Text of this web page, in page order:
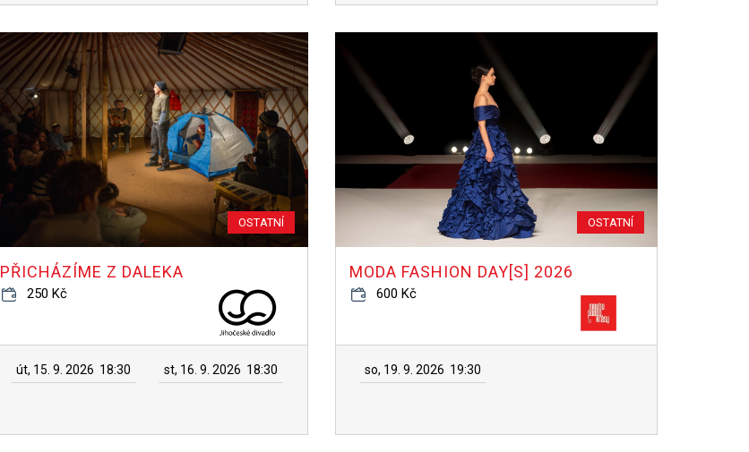
OSTATNÍ
PŘICHÁZÍME Z DALEKA
250 Kč
út, 15. 9. 2026 18:30 st, 16. 9. 2026 18:30
OSTATNÍ
MODA FASHION DAY[S] 2026
600 Kč
so, 19. 9. 2026 19:30